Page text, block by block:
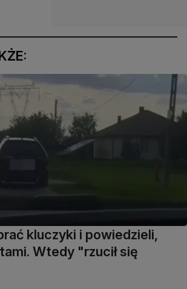
kluczyki i powiedzieli,
Wtedy "rzucił się